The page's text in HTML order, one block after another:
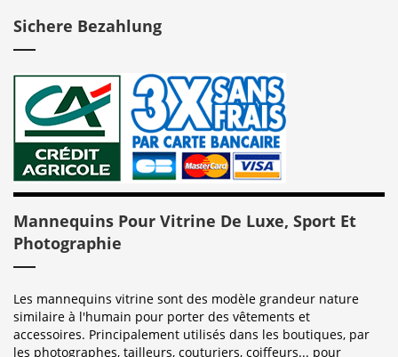
Sichere Bezahlung
Mannequins Pour Vitrine De Luxe, Sport Et
Photographie
Les mannequins vitrine sont des modèle grandeur nature
similaire à l'humain pour porter des vêtements et
accessoires. Principalement utilisés dans les boutiques, par
les photographes, tailleurs, couturiers, coiffeurs... pour